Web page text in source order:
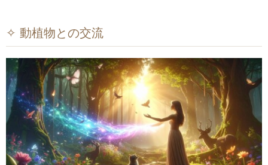
✧ 動植物との交流